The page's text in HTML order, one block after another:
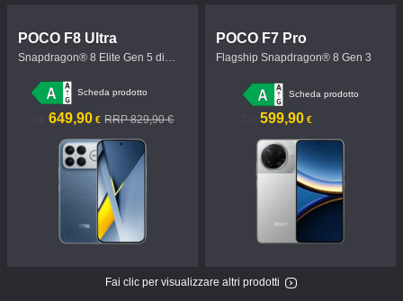
POCO F8 Ultra
Snapdragon® 8 Elite Gen 5 di
Scheda prodotto
649,90 €
Current Price €649.9RRP 829,90 €
Prezzo promozionale 829,90 €
POCO F7 Pro
Flagship Snapdragon® 8 Gen 3
Scheda prodotto
599,90€
Current Price €599.9
Fai clic per visualizzare altri prodotti